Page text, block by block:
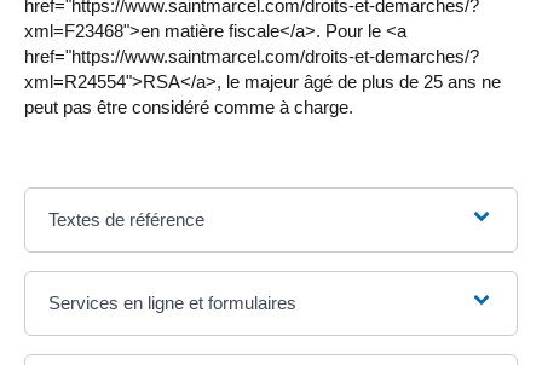
href="https://www.saintmarcel.com/droits-et-demarches/?
xml=F23468">en matière fiscale</a>. Pour le <a
href="https://www.saintmarcel.com/droits-et-demarches/?
xml=R24554">RSA</a>, le majeur âgé de plus de 25 ans ne
peut pas être considéré comme à charge.
Textes de référence
Services en ligne et formulaires